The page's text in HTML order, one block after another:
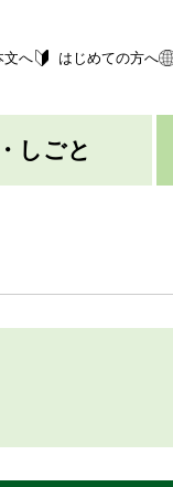
文へ はじめての方へ
しごと